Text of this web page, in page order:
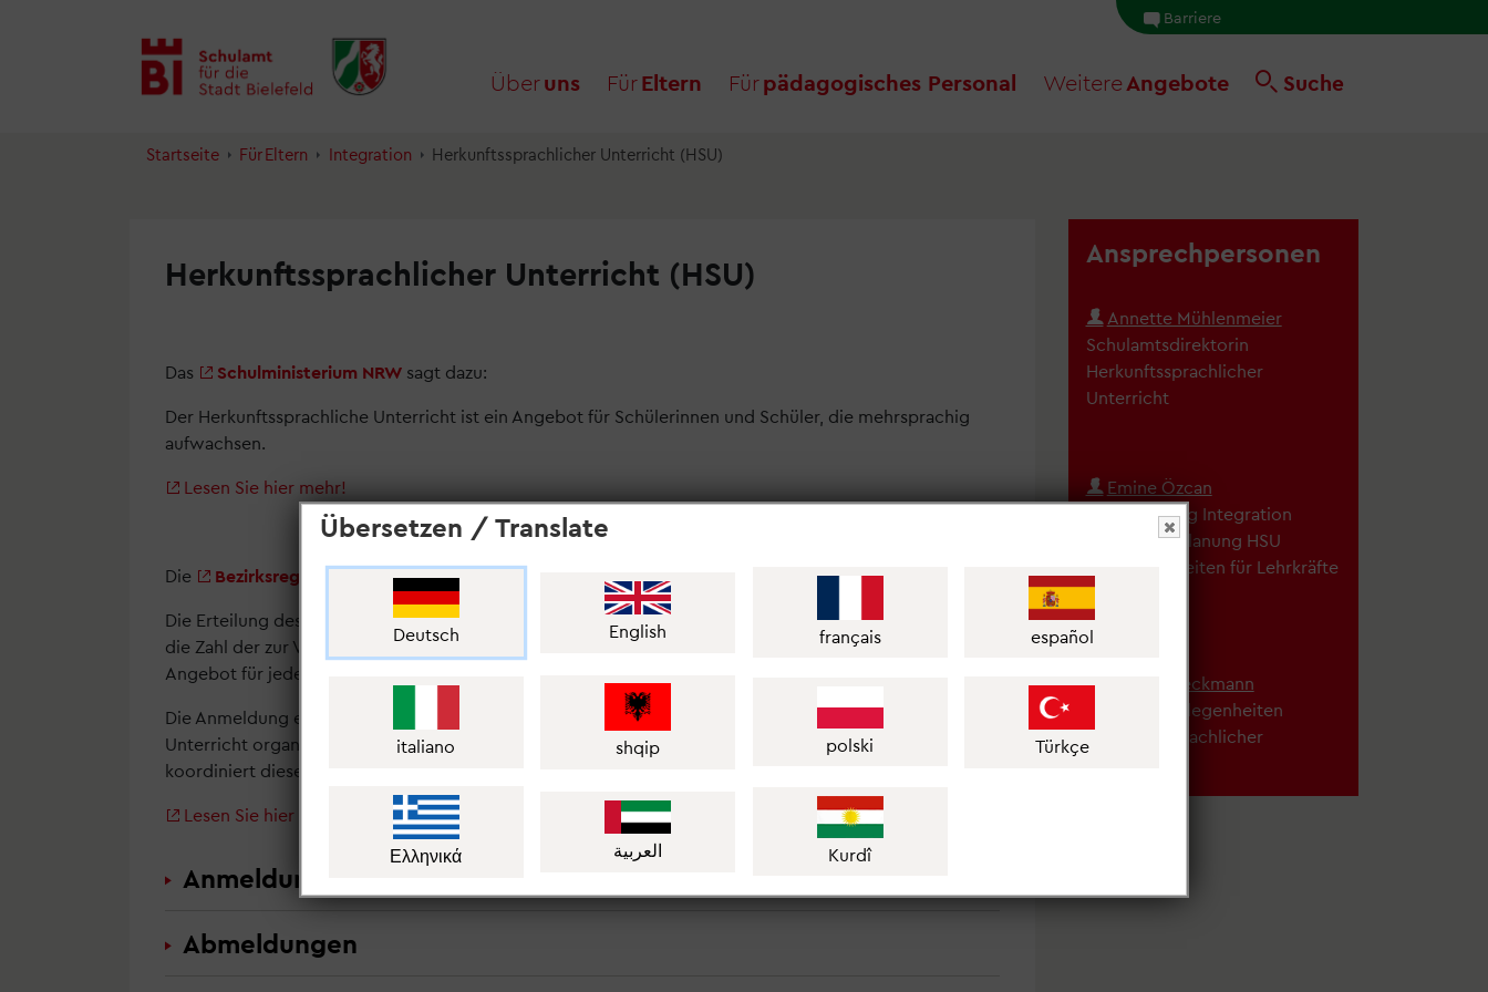
anspringen
anspringen
anspringen
Überuns FürEltern Fürpädagogisches Personal Weitere Angebote Suche
Barriere
Startseite Für Eltern Integration Herkunftssprachlicher Unterricht (HSU)
Herkunftssprachlicher Unterricht (HSU)
Das Schulministerium NRW sagt dazu:
Der Herkunftssprachliche Unterricht ist ein Angebot für Schülerinnen und Schüler, die mehrsprachig
aufwachsen.
Lesen Sie hier mehr!
Die Bezirksregierung Detmold sagt dazu:
Die Erteilung des Herkunftssprachlichen Unterrichts ist ein freiwilliges Angebot des Landes, das durch
die Zahl der zur Verfügung stehenden Stellen begrenzt ist. Dies bedingt, dass es nicht an jedem Ort ein
Angebot für jede gewünschte Sprache geben kann.
Die Anmeldung erfolgt über das Sekretariat der besuchten Schule. Den Herkunftssprachlichen
Unterricht organisiert das Schulamt des jeweiligen Kreises/der Stadt Bielefeld. Die Bezirksregierung
koordiniert diesen Prozess für den gesamten Regierungsbezirk.
Lesen Sie hier mehr!
Anmeldungen
Abmeldungen
Ansprechpersonen
Annette Mühlenmeier
Schulamtsdirektorin
Herkunftssprachlicher
Unterricht
Emine Özcan
Fachberatung Integration
Unterrichtsplanung HSU
Angelegenheiten für Lehrkräfte
HSU
Andrea Beckmann
Schülerangelegenheiten
Herkunftssprachlicher
Übersetzen / Translate
Deutsch English français español
italiano shqip polski Türkçe
Ελληνικά العربية Kurdî